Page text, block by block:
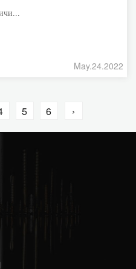
May.24.2022
5 6 ›